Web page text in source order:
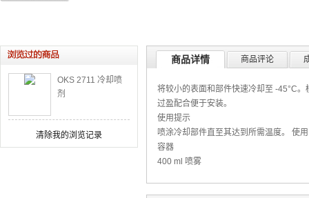
OKS 2711 冷却喷
剂
清除我的浏览记录
商品详情 商品评论
将较小的表面和部件快速冷却至 -45°C
过盈配合便于安装。
使用提示
喷涂冷却部件直至其达到所需温度。 使
容器
400 ml 喷雾